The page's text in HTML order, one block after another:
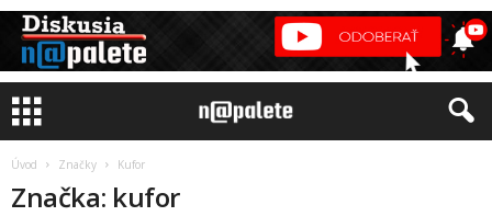
Úvod Značky Kufor
Značka: kufor